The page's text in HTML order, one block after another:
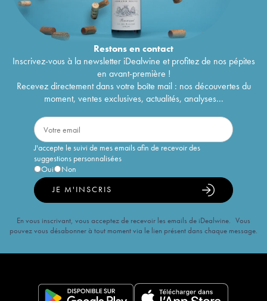
Restons encontact
Inscrivez-vous à la newsletter iDealwine et profitez de nos pépites
en avant-première !
Recevez directement dans votre boîte mail : nos découvertes du
moment, ventes exclusives, actualités, analyses...
J'accepte le suivi de mes emails afin de recevoir des
suggestions personnalisées
Oui
Non
JE M'INSCRIS
En vous inscrivant, vous acceptez de recevoir les emails de iDealwine. Vous
pouvez vous désabonner à tout moment via le lien présent dans chaque message.